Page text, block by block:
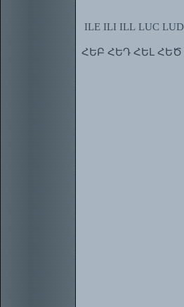
ILE ILI ILL LUC LUD
ՀԵԲ ՀԵԴ ՀԵԼ ՀԵԾ